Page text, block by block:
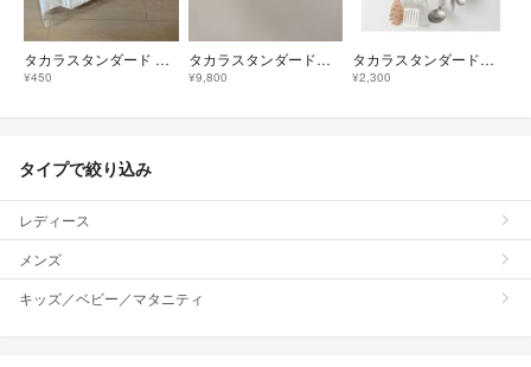
タカラスタンダード オリジナル エコバッグ
¥450
タカラスタンダード お風呂スピーカー
¥9,800
タカラスタンダード 小物フック
¥2,300
タイプで絞り込み
レディース
メンズ
キッズ／ベビー／マタニティ